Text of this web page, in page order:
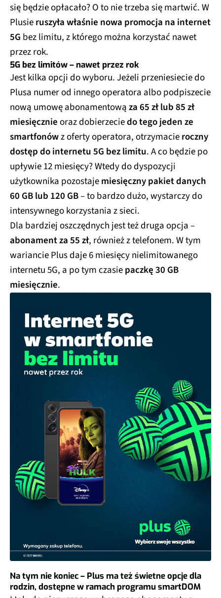
się będzie opłacało? O to nie trzeba się martwić. W
Plusieruszyła właśnie nowa promocja na internet
5G bez limitu, z którego można korzystać nawet
przez rok.
5G bez limitów – nawet przez rok
Jest kilka opcji do wyboru. Jeżeli przeniesiecie do
Plusa numer od innego operatora albo podpiszecie
nową umowę abonamentowąza 65 zł lub 85 zł
miesięcznieoraz dobierzeciedo tego jeden ze
smartfonówz oferty operatora, otrzymacieroczny
dostęp do internetu 5G bez limitu. A co będzie po
upływie 12 miesięcy? Wtedy do dyspozycji
użytkownika pozostajemiesięczny pakiet danych
60 GB lub 120 GB– to bardzo dużo, wystarczy do
intensywnego korzystania z sieci.
Dla bardziej oszczędnych jest też druga opcja –
abonament za 55 zł, również z telefonem. W tym
wariancie Plus daje 6 miesięcy nielimitowanego
internetu 5G, a po tym czasiepaczkę 30 GB
miesięcznie.
Na tym nie koniec – Plus ma też świetne opcje dla
rodzin, dostępne w ramach programu smartDOM